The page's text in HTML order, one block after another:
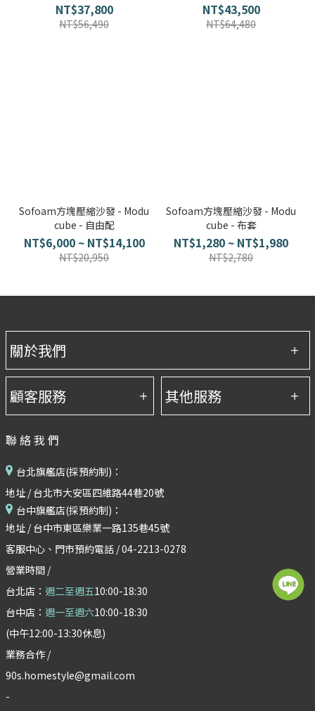
浴室防止滑 寵物關節保護
NT$37,800
NT$56,490
NT$43,500
NT$64,480
Sofoam方塊壓縮沙發 - Modu
cube - 自由配
NT$6,000 ~ NT$14,100
NT$20,950
Sofoam方塊壓縮沙發 - Modu
cube - 布套
NT$1,280 ~ NT$1,980
NT$2,780
聯絡我們
台北旗艦店(採預約制)：
地址 / 台北市大安區四維路44巷20號
台中旗艦店(採預約制)：
地址 / 台中市東區樂業一路135巷45號
客服中心、門市預約電話 / 04-2213-0278
營業時間 /
台北店： 週二至週五10:00-18:30
台中店： 週一至週六10:00-18:30
(中午12:00-13:30休息)
業務合作 /
90s.homestyle@gmail.com
-